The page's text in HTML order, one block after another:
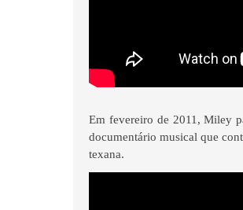
Em fevereiro de 2011, Miley
documentário musical que
texana.